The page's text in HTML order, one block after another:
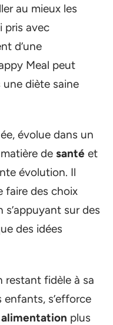
au mieux les
pris avec
d’une
Meal peut
une diète saine
évolue dans un
de santé et
évolution. Il
faire des choix
sur des
des idées
restant fidèle à sa
s’efforce
alimentation plus